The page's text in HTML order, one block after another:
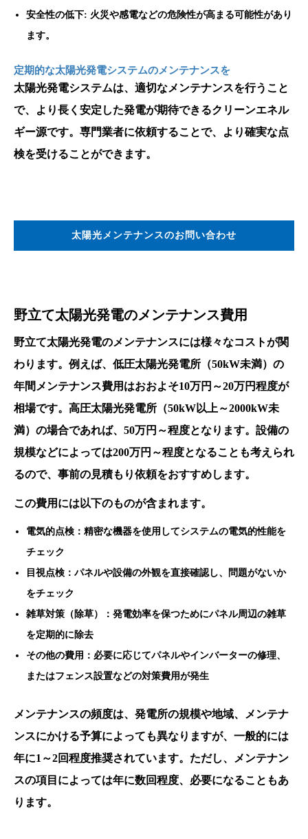
安全性の低下: 火災や感電などの危険性が高まる可能性があり
ます。
定期的な太陽光発電システムのメンテナンスを
太陽光発電システムは、適切なメンテナンスを行うこと
で、より長く安定した発電が期待できるクリーンエネル
ギー源です。専門業者に依頼することで、より確実な点
検を受けることができます。
太陽光メンテナンスのお問い合わせ
野立て太陽光発電のメンテナンス費用
野立て太陽光発電のメンテナンスには様々なコストが関
わります。例えば、低圧太陽光発電所（50kW未満）の
年間メンテナンス費用はおおよそ10万円～20万円程度が
相場です。高圧太陽光発電所（50kW以上～2000kW未
満）の場合であれば、50万円～程度となります。設備の
規模などによっては200万円～程度となることも考えられ
るので、事前の見積もり依頼をおすすめします。
この費用には以下のものが含まれます。
電気的点検：精密な機器を使用してシステムの電気的性能を
チェック
目視点検：パネルや設備の外観を直接確認し、問題がないか
をチェック
雑草対策（除草）：発電効率を保つためにパネル周辺の雑草
を定期的に除去
その他の費用：必要に応じてパネルやインバーターの修理、
またはフェンス設置などの対策費用が発生
メンテナンスの頻度は、発電所の規模や地域、メンテナ
ンスにかける予算によっても異なりますが、一般的には
年に1～2回程度推奨されています。ただし、メンテナン
スの項目によっては年に数回程度、必要になることもあ
ります。